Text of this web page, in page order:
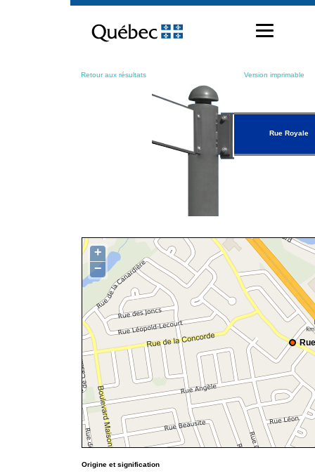
contenu
Retour aux résultats Version imprimable
Rue Royale
+
−
Origine et signification